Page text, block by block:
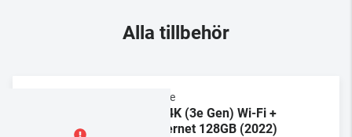
Alla tillbehör
Apple
TV 4K (3e Gen) Wi-Fi +
Ethernet 128GB (2022)